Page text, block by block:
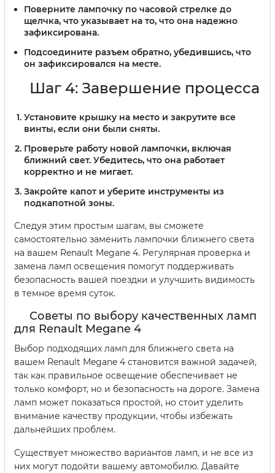
Поверните лампочку по часовой стрелке до
щелчка, что указывает на то, что она надежно
зафиксирована.
Подсоедините разъем обратно, убедившись, что
он зафиксировался на месте.
Шаг 4: Завершение процесса
Установите крышку на место и закрутите все
винты, если они были сняты.
Проверьте работу новой лампочки, включая
ближний свет. Убедитесь, что она работает
корректно и не мигает.
Закройте капот и уберите инструменты из
подкапотной зоны.
Следуя этим простым шагам, вы сможете
самостоятельно заменить лампочки ближнего света
на вашем Renault Megane 4. Регулярная проверка и
замена ламп освещения помогут поддерживать
безопасность вашей поездки и улучшить видимость
в темное время суток.
Советы по выбору качественных ламп
для Renault Megane 4
Выбор подходящих ламп для ближнего света на
вашем Renault Megane 4 становится важной задачей,
так как правильное освещение обеспечивает не
только комфорт, но и безопасность на дороге. Замена
ламп может показаться простой, но стоит уделить
внимание качеству продукции, чтобы избежать
дальнейших проблем.
Существует множество вариантов ламп, и не все из
них могут подойти вашему автомобилю. Давайте